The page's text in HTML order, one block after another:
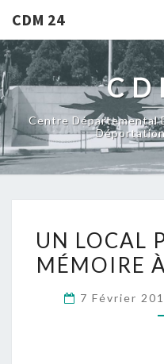
CDM 24
Centre Départemental
UN LOCAL
MÉMOIRE
7 Février